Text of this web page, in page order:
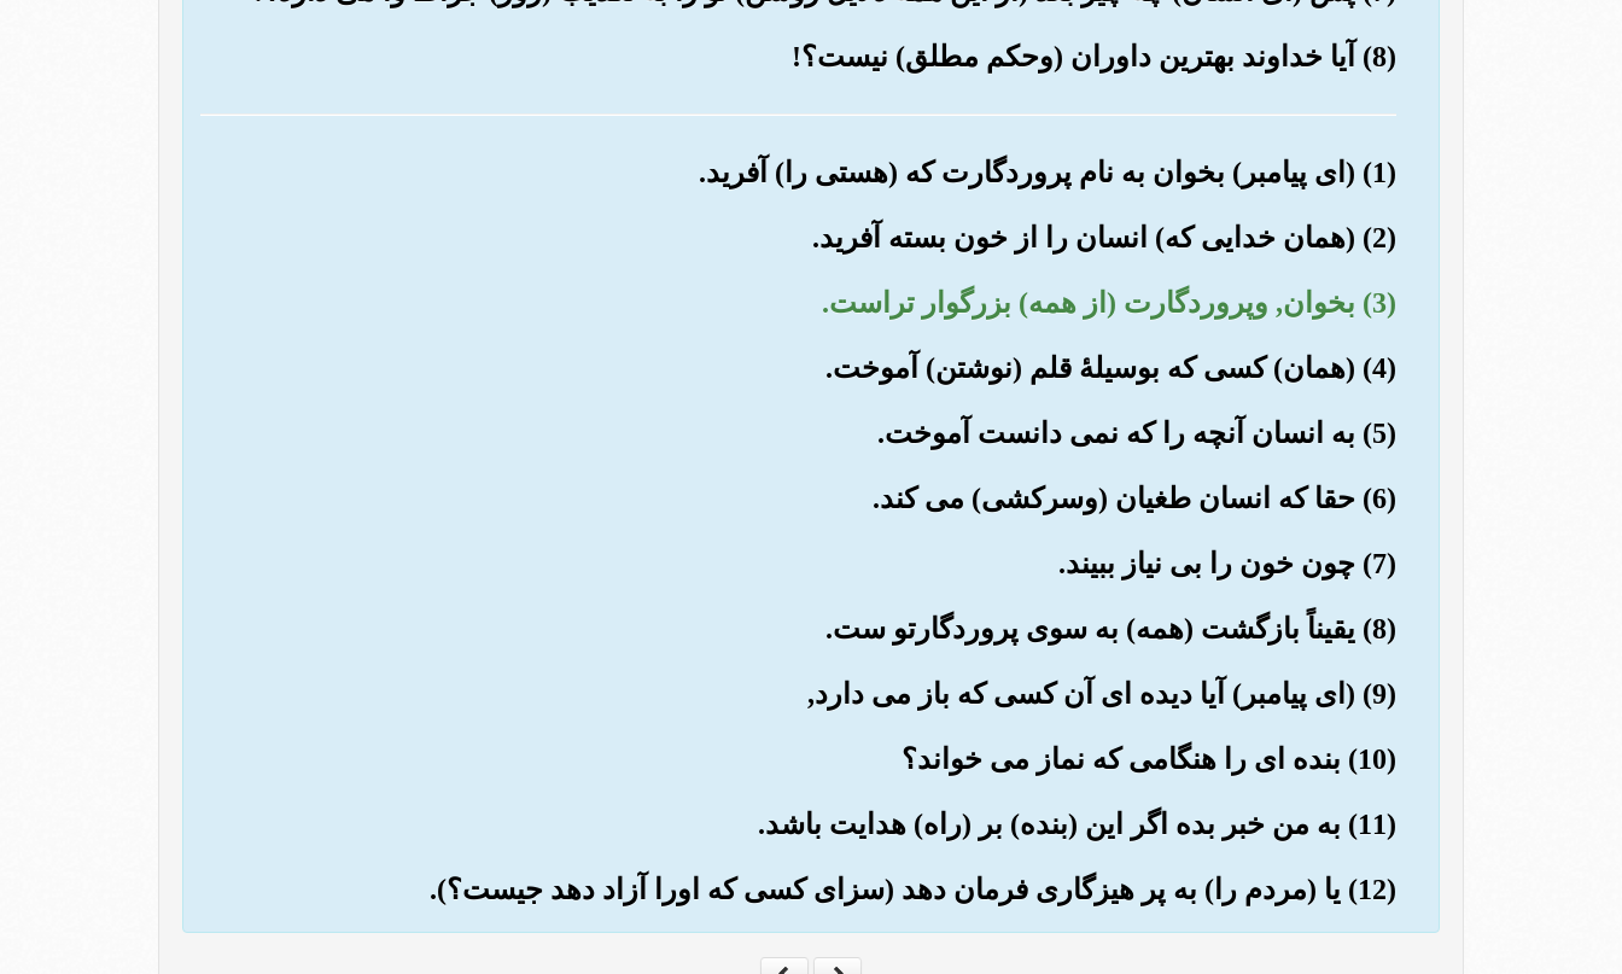
(8) آیا خداوند بهترین داوران (وحکم مطلق) نیست؟!
(1) (ای پیامبر) بخوان به نام پروردگارت که (هستی را) آفرید.
(2) (همان خدایی که) انسان را از خون بسته آفرید.
(3) بخوان, وپروردگارت (از همه) بزرگوار تراست.
(4) (همان) کسی که بوسیلۀ قلم (نوشتن) آموخت.
(5) به انسان آنچه را که نمی دانست آموخت.
(6) حقا که انسان طغیان (وسرکشی) می کند.
(7) چون خون را بی نیاز ببیند.
(8) یقیناً بازگشت (همه) به سوی پروردگارتو ست.
(9) (ای پیامبر) آیا دیده ای آن کسی که باز می دارد,
(10) بنده ای را هنگامی که نماز می خواند؟
(11) به من خبر بده اگر این (بنده) بر (راه) هدایت باشد.
(12) یا (مردم را) به پر هیزگاری فرمان دهد (سزای کسی که اورا آزاد دهد جیست؟).